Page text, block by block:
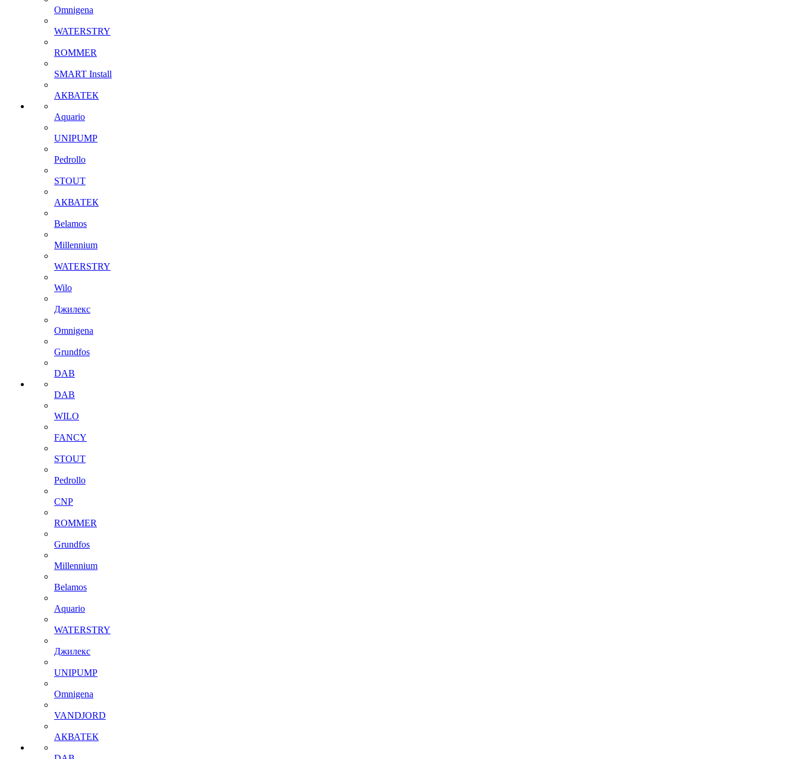
Omnigena
WATERSTRY
ROMMER
SMART Install
АКВАТЕК
Aquario
UNIPUMP
Pedrollo
STOUT
АКВАТЕК
Belamos
Millennium
WATERSTRY
Wilo
Джилекс
Omnigena
Grundfos
DAB
DAB
WILO
FANCY
STOUT
Pedrollo
CNP
ROMMER
Grundfos
Millennium
Belamos
Aquario
WATERSTRY
Джилекс
UNIPUMP
Omnigena
VANDJORD
АКВАТЕК